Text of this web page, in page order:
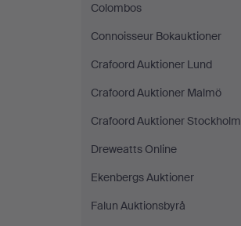
Colombos
Connoisseur Bokauktioner
Crafoord Auktioner Lund
Crafoord Auktioner Malmö
Crafoord Auktioner Stockholm
Dreweatts Online
Ekenbergs Auktioner
Falun Auktionsbyrå